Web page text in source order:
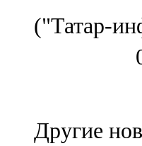
("Татар-
Другие